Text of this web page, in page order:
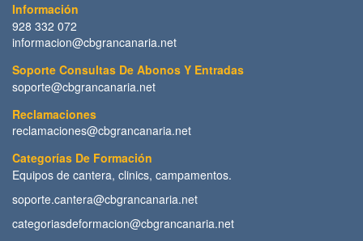
Información
928 332 072
informacion@cbgrancanaria.net
Soporte Consultas De Abonos Y Entradas
soporte@cbgrancanaria.net
Reclamaciones
reclamaciones@cbgrancanaria.net
Categorías De Formación
Equipos de cantera, clinics, campamentos.
soporte.cantera@cbgrancanaria.net
categoriasdeformacion@cbgrancanaria.net